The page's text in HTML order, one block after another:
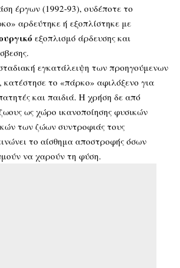
έργων (1992-93), ουδέποτε το
αρδεύτηκε ή εξοπλίστηκε με
εξοπλισμό άρδευσης και
εγκατάλειψη των προηγούμενων
κατέστησε το «πάρκο» αφιλόξενο για
και παιδιά. Η χρήση δε από
ως χώρο ικανοποίησης φυσικών
των ζώων συντροφιάς τους
το αίσθημα αποστροφής όσων
να χαρούν τη φύση.